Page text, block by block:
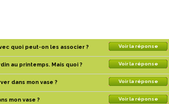
quoi peut-on les associer ? Voir la réponse
au printemps. Mais quoi ? Voir la réponse
dans mon vase ? Voir la réponse
mon vase ? Voir la réponse